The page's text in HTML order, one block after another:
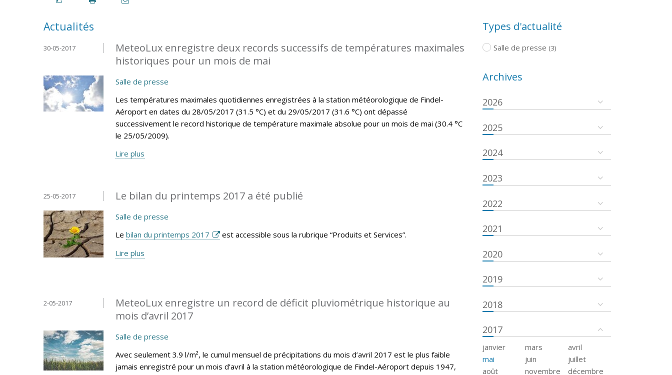
Actualités
MeteoLux enregistre deux records successifs de températures maximales
historiques pour un mois de mai
30-05-2017
Salle de presse
Les températures maximales quotidiennes enregistrées à la station météorologique de Findel-
Aéroport en dates du 28/05/2017 (31.5 °C) et du 29/05/2017 (31.6 °C) ont dépassé
successivement le record historique de température maximale absolue pour un mois de mai (30.4 °C
le 25/05/2009).
Lire plus
Le bilan du printemps 2017 a été publié
25-05-2017
Salle de presse
Le bilan du printemps 2017
est accessible sous la rubrique “Produits et Services”.
Lire plus
MeteoLux enregistre un record de déficit pluviométrique historique au
mois d’avril 2017
2-05-2017
Salle de presse
Avec seulement 3.9 l/m², le cumul mensuel de précipitations du mois d’avril 2017 est le plus faible
jamais enregistré pour un mois d’avril à la station météorologique de Findel-Aéroport depuis 1947,
Types d'actualité
Salle de presse (3)
Archives
2026
2025
2024
2023
2022
2021
2020
2019
2018
2017
janvier mars
avril
mai
juin
juillet
août
novembre décembre